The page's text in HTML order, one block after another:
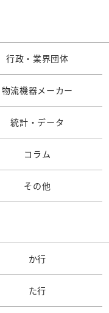
行政・業界団体
物流機器メーカー
統計・データ
コラム
その他
か行
た行